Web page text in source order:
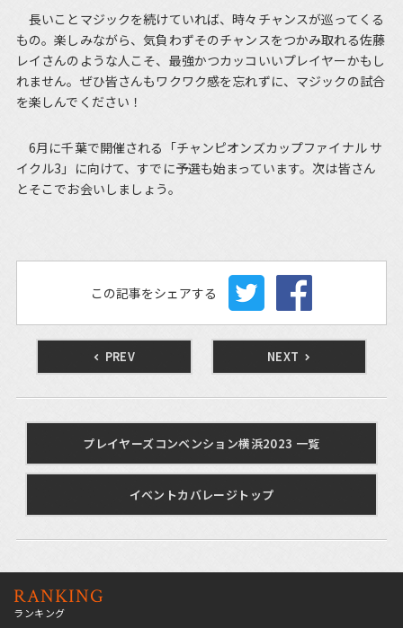
長いことマジックを続けていれば、時々チャンスが巡ってくる
もの。楽しみながら、気負わずそのチャンスをつかみ取れる佐藤
レイさんのような人こそ、最強かつカッコいいプレイヤーかもし
れません。ぜひ皆さんもワクワク感を忘れずに、マジックの試合
を楽しんでください！
6月に千葉で開催される「チャンピオンズカップファイナル サ
イクル3」に向けて、すでに予選も始まっています。次は皆さん
とそこでお会いしましょう。
この記事をシェアする
PREV NEXT
プレイヤーズコンベンション横浜2023 一覧
イベントカバレージトップ
RANKING
ランキング